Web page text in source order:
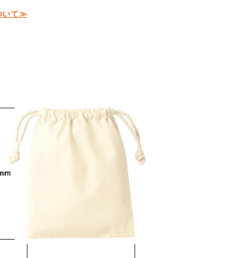
いて≫